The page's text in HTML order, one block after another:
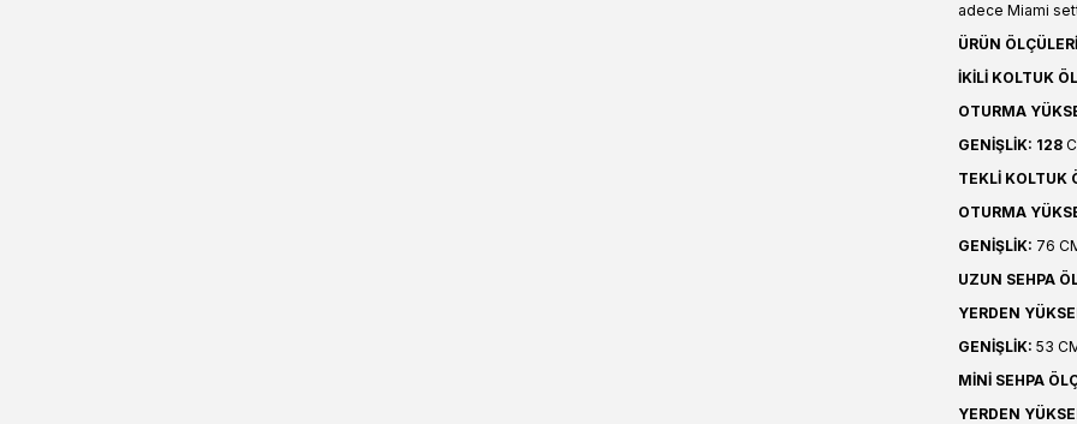
adece Miami
ÜRÜN
İKİLİ KOLTUK
OTURMA
GENİŞLİK: 128
TEKLİ KOLTUK
OTURMA
GENİŞLİK: 76
UZUN SEHPA
YERDEN
GENİŞLİK: 53
MİNİ SEHPA
YERDEN